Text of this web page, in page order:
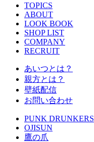
TOPICS
ABOUT
LOOK BOOK
SHOP LIST
COMPANY
RECRUIT
あいつとは？
親方とは？
壁紙配信
お問い合わせ
PUNK DRUNKERS
OJISUN
鷹の爪